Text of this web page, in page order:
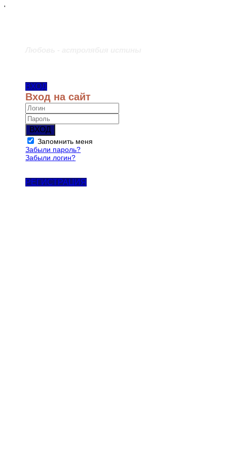
'
ВХОД
Вход на сайт
ВХОД
Запомнить меня
Забыли пароль?
Забыли логин?
РЕГИСТРАЦИЯ